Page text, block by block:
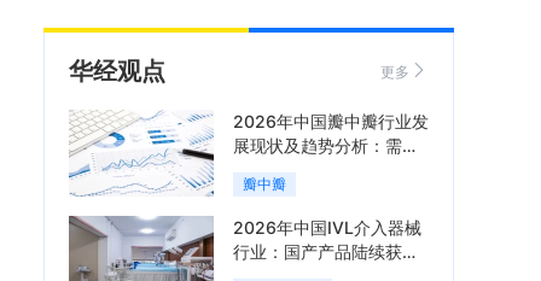
华经观点 更多
2026年中国瓣中瓣行业发
展现状及趋势分析：需求
可持续释放，市场发展前
景良好「图」
瓣中瓣
2026年中国IVL介入器械
行业：国产产品陆续获
批，市场将进入持续高增